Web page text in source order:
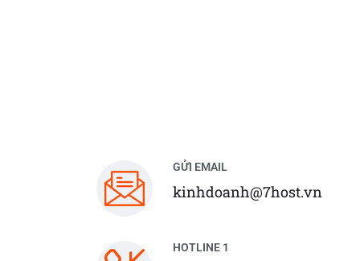
GỬI EMAIL
kinhdoanh@7host.vn
HOTLINE 1